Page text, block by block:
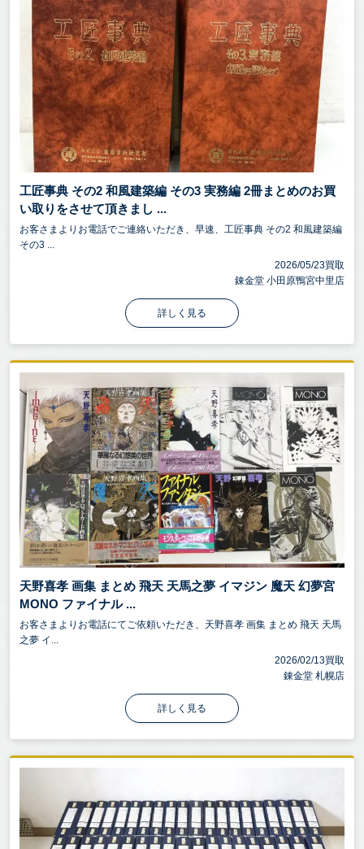
工匠事典 その2 和風建築編 その3 実務編 2冊まとめのお買
い取りをさせて頂きまし ...
お客さまよりお電話でご連絡いただき、早速、工匠事典 その2 和風建築編
その3 ...
2026/05/23買取
錬金堂 小田原鴨宮中里店
詳しく見る
天野喜孝 画集 まとめ 飛天 天馬之夢 イマジン 魔天 幻夢宮
MONO ファイナル ...
お客さまよりお電話にてご依頼いただき、天野喜孝 画集 まとめ 飛天 天馬
之夢 イ...
2026/02/13買取
錬金堂 札幌店
詳しく見る